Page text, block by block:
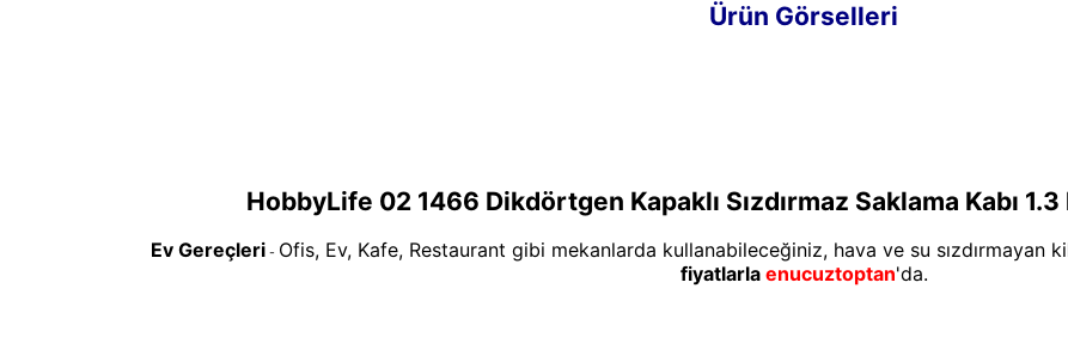
Ürün Görselleri
HobbyLife 02 1466 Dikdörtgen Kapaklı Sızdırmaz Saklama Kabı 1.3
Ev Gereçleri - Ofis, Ev, Kafe, Restaurant gibi mekanlarda kullanabileceğiniz, hava ve su sızdırmayan
fiyatlarla enucuztoptan'da.